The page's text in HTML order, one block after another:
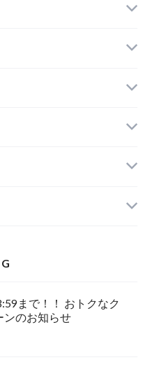
ガタ
ガタ
まで！！ おトクなク
ンのお知らせ